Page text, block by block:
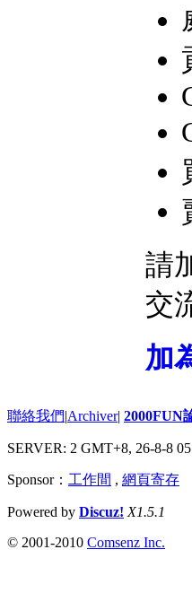
請
交
加
聯絡我們|Archiver| 2000FUN
SERVER: 2 GMT+8, 26-8-8
Sponsor： 工作間 , 網頁寄存
Powered by Discuz! X1.5.1
© 2001-2010 Comsenz Inc.